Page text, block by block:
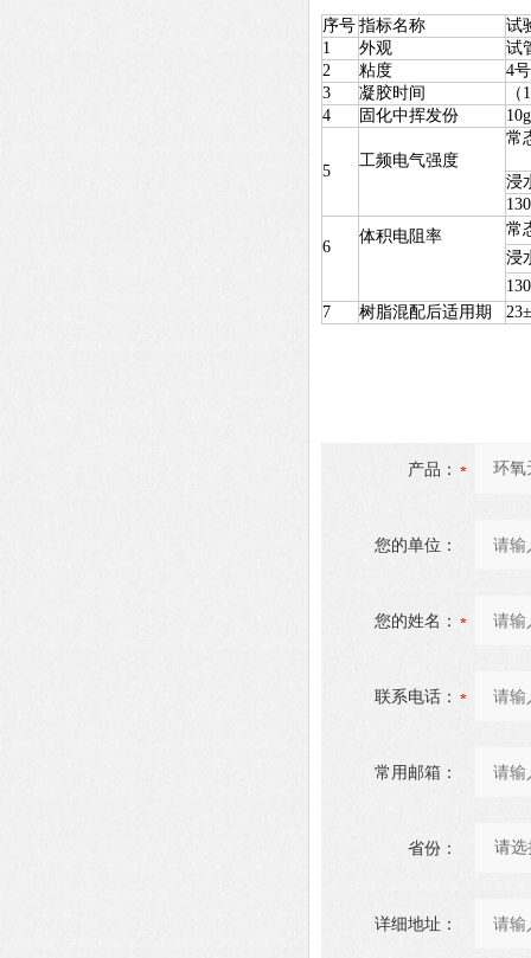
序号 指标名称
试
1
外观
试
2
粘度
4
3
凝胶时间
4
固化中挥发份
5
工频电气强度
常
浸
6
体积电阻率
常
浸
7
树脂混配后适用期
产品：
您的单位：
您的姓名：
联系电话：
常用邮箱：
省份：
详细地址：